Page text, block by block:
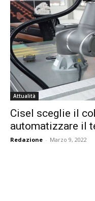
Attualità
Cisel sceglie il
automatizzare il
Redazione - Marzo 9, 2022